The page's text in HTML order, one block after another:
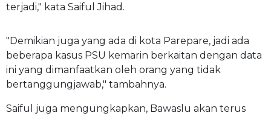
terjadi," kata Saiful Jihad.
"Demikian juga yang ada di kota Parepare, jadi ada
beberapa kasus PSU kemarin berkaitan dengan data
ini yang dimanfaatkan oleh orang yang tidak
bertanggungjawab," tambahnya.
Saiful juga mengungkapkan, Bawaslu akan terus